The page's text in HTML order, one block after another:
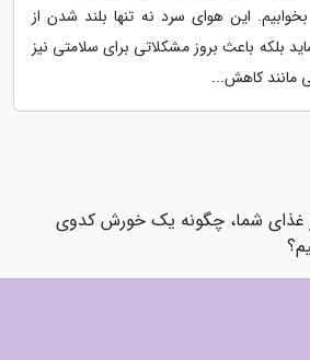
این هوای سرد نه تنها بلند شدن از
بلکه باعث بروز مشکلاتی برای سلامتی نیز
مانند کاهش...
غذای شما، چگونه یک خورش کدوی